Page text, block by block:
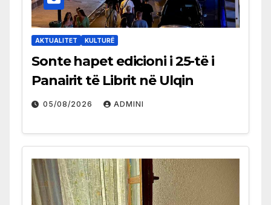
AKTUALITET KULTURË
Sonte hapet edicioni i 25-të i
Panairit të Librit në Ulqin
05/08/2026 ADMINI